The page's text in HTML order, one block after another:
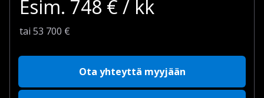
Esim. 748 € / kk
tai 53 700 €
Ota yhteyttä myyjään